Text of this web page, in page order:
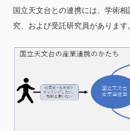
国立天文台との連携には、学術
究、および受託研究員があります